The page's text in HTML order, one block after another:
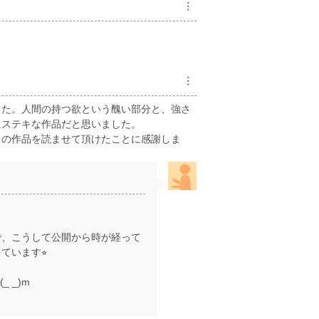
︙
︙
。人間の持つ欲という醜い部分と、強さ
テキな作品だと思いました。
作品を読ませて頂けたことに感謝しま
こうして公開から時が経って
います⭐︎
_)m